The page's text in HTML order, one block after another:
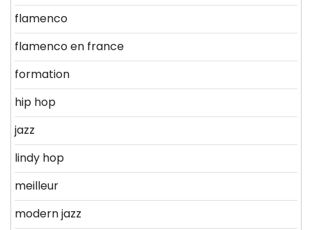
flamenco
flamenco en france
formation
hip hop
jazz
lindy hop
meilleur
modern jazz